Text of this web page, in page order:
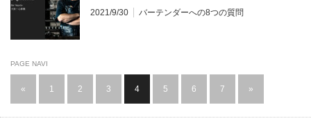
2021/9/30 バーテンダーへの8つの質問
PAGE NAVI
« 1 2 3 4 5 6 7 »